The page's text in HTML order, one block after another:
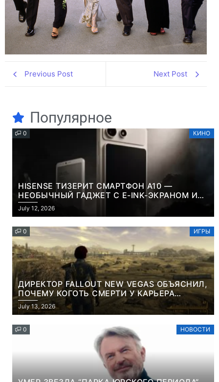
Previous Post Next Post
Популярное
0 КИНО
HISENSE ТИЗЕРИТ СМАРТФОН A10 —
НЕОБЫЧНЫЙ ГАДЖЕТ С E-INK-ЭКРАНОМ И
СЪЕМНОЙ LCD-ПАНЕЛЬЮ ДЛЯ ЦВЕТНОГО
КОНТЕНТА И СОЦСЕТЕЙ
July 12, 2026
0 ИГРЫ
ДИРЕКТОР FALLOUT NEW VEGAS ОБЪЯСНИЛ,
ПОЧЕМУ КОГОТЬ СМЕРТИ У КАРЬЕРА
НАМЕРЕННО СНОСИТ ВАМ ГОЛОВУ
July 13, 2026
0 НОВОСТИ